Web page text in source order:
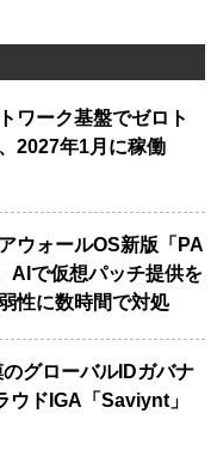
ワーク基盤でゼロト
2027年1月に稼働
ウォールOS新版「PA
AIで仮想パッチ提供を
性に数時間で対処
グローバルIDガバナ
ウドIGA「Saviynt」